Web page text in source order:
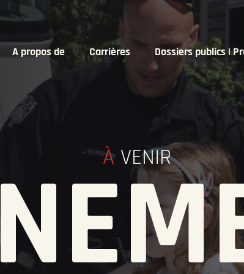
A propos de Carrières Dossiers publics |
ÀVENIR